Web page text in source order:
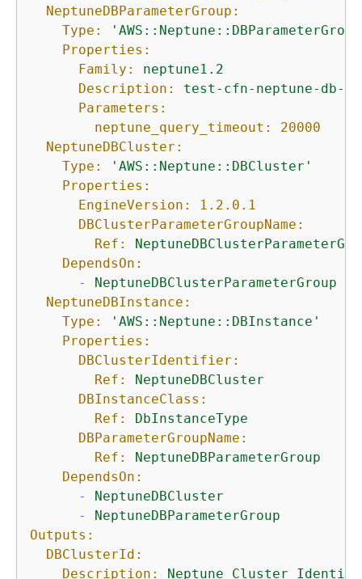
NeptuneDBParameterGroup:
Type:
Properties:
Family:
neptune1.2
Description:
test-cfn-neptune-db-
Parameters:
neptune_query_timeout:
20000
NeptuneDBCluster:
Type:
'AWS::Neptune::DBCluster'
Properties:
EngineVersion:
1.2 .0 .1
DBClusterParameterGroupName:
Ref:
DependsOn:
-
NeptuneDBClusterParameterGroup
NeptuneDBInstance:
Type:
'AWS::Neptune::DBInstance'
Properties:
DBClusterIdentifier:
Ref:
NeptuneDBCluster
DBInstanceClass:
Ref:
DbInstanceType
DBParameterGroupName:
Ref:
NeptuneDBParameterGroup
DependsOn:
-
NeptuneDBCluster
-
NeptuneDBParameterGroup
Outputs:
DBClusterId:
Description:
Neptune Cluster